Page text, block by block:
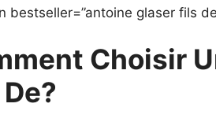
bestseller=”antoine glaser fils
Choisir